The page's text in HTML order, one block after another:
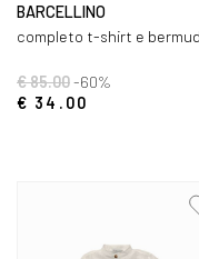
BARCELLINO
completo t-shirt e
€ 85.00-60%
€ 34.00